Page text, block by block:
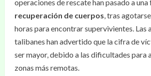
operaciones de rescate han pasado a una
recuperación de cuerpos, tras
horas para encontrar supervivientes. Las
talibanes han advertido que la cifra de
ser mayor, debido a las dificultades para
zonas más remotas.